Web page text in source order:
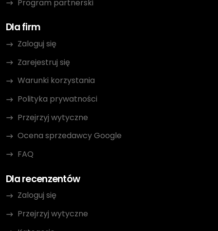
Program partnerski
Dla firm
Zaloguj się
Zarejestruj się
Warunki korzystania
Polityka prywatności
Przejrzyj wytyczne
Ocena sprzedawcy Google
FAQ
Dla recenzentów
Zaloguj się
Przejrzyj wytyczne